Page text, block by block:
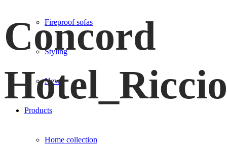
Fireproof sofas
Styling
News
Products
Home collection
Concord